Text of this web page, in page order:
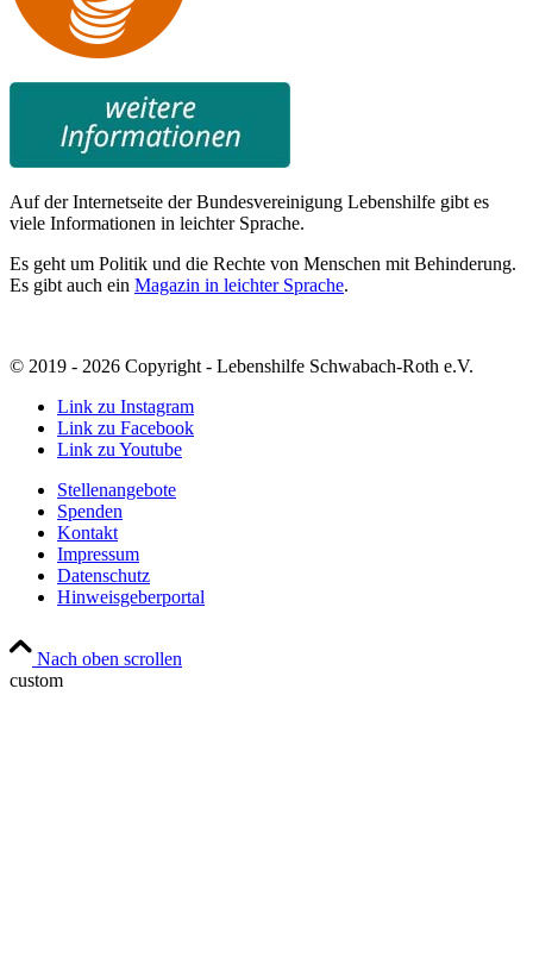
Auf der Internetseite der Bundesvereinigung Lebenshilfe gibt es
viele Informationen in leichter Sprache.
Es geht um Politik und die Rechte von Menschen mit Behinderung.
Es gibt auch ein Magazin in leichter Sprache.
© 2019 - 2026 Copyright - Lebenshilfe Schwabach-Roth e.V.
Link zu Instagram
Link zu Facebook
Link zu Youtube
Stellenangebote
Spenden
Kontakt
Impressum
Datenschutz
Hinweisgeberportal
Nach oben scrollen
custom